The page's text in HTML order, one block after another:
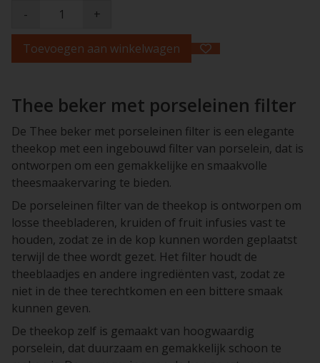
-
+
Toevoegen aan winkelwagen
Thee beker met porseleinen filter
De Thee beker met porseleinen filter is een elegante
theekop met een ingebouwd filter van porselein, dat is
ontworpen om een ​​gemakkelijke en smaakvolle
theesmaakervaring te bieden.
De porseleinen filter van de theekop is ontworpen om
losse theebladeren, kruiden of fruit infusies vast te
houden, zodat ze in de kop kunnen worden geplaatst
terwijl de thee wordt gezet. Het filter houdt de
theeblaadjes en andere ingrediënten vast, zodat ze
niet in de thee terechtkomen en een bittere smaak
kunnen geven.
De theekop zelf is gemaakt van hoogwaardig
porselein, dat duurzaam en gemakkelijk schoon te